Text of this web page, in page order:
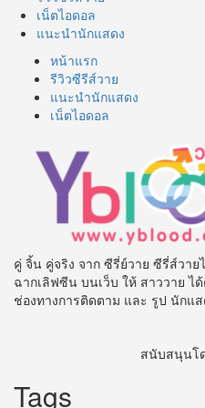
เน็ตไอดอล
แนะนำนักแสดง
หน้าแรก
รีวิวซีรีส์วาย
แนะนำนักแสดง
เน็ตไอดอล
คู่ จิ้น คู่จริง จาก ซีรี่ย์วาย ซีรี่ส์วา
ฉากเลิฟซีน บนเว็บ ให้ สาววาย
ช่องทางการติดตาม และ รูป นักแ
สนับสนุนโ
Tags